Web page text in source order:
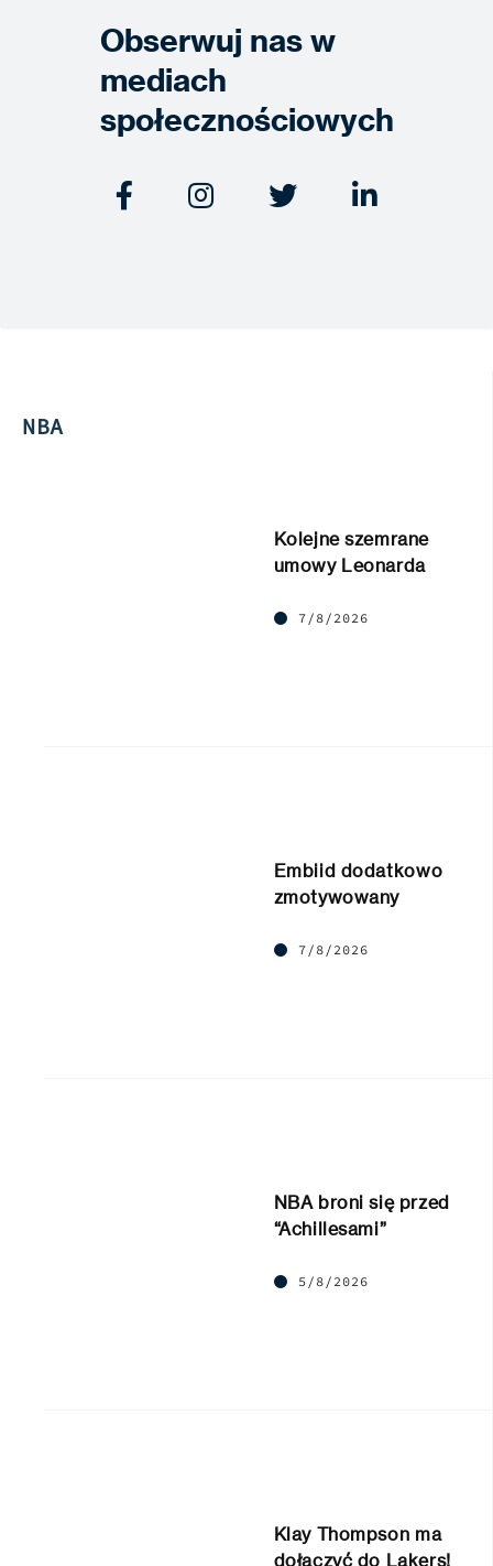
Obserwuj nas w
mediach
społecznościowych
   
NBA
Kolejne szemrane
umowy Leonarda
7/8/2026
Embiid dodatkowo
zmotywowany
7/8/2026
NBA broni się przed
“Achillesami”
5/8/2026
Klay Thompson ma
dołączyć do Lakers!